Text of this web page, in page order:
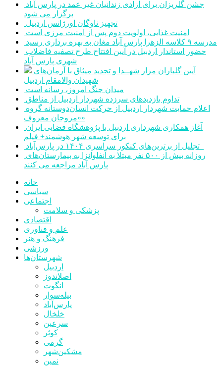
برگزار می شود
تجهیز ناوگان اورژانس اردبیل
امنیت غذایی، اولویت دوم پس از امنیت مرزی است
مدرسه ۹ کلاسه الزهرا پارس آباد مغان به بهره برداری رسید
شهری پارس آباد
شهیدان والامقام اردبیل
میدان جنگ امروز، رسانه است
تداوم بازدیدهای سرزده شهردار اردبیل از مناطق
«مروجان معروف»
برای توسعه شهر هوشمند+ فیلم
پارس آباد مراجعه می کنند
خانه
سیاسی
اجتماعی
پزشکی و سلامت
اقتصادی
علم و فناوری
فرهنگ و هنر
ورزشی
شهرستان‌ها
اردبیل
اصلاندوز
انگوت
بیله‌سوار
پارس‌آباد
خلخال
سرعین
کوثر
گرمی
مشکین‌شهر
نمین